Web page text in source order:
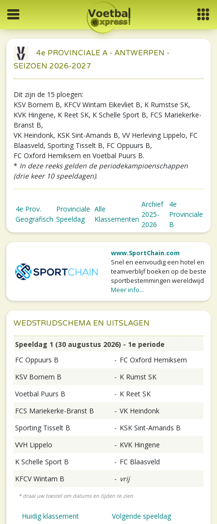
4e PROVINCIALE A - ANTWERPEN -
SEIZOEN 2026-2027
Dit zijn de 15 ploegen:
KSV Bornem B, KFCV Wintam Eikevliet B, K Rumstse SK,
KVK Hingene, K Reet SK, K Schelle Sport B, FCS Mariekerke-
Branst B,
VK Heindonk, KSK Sint-Amands B, VV Herleving Lippelo, FC
Blaasveld, Sporting Tisselt B, FC Oppuurs B,
FC Oxford Hemiksem en Voetbal Puurs B.
* In deze reeks gelden de periodekampioenschappen
(drie keer 10 speeldagen).
4e Prov.
Geografisch
Provinciale
Speeldag
Alle
Klassementen
Archief
2025-
2026
4e
Provinciale
B
www.SportChain.com
Snel en eenvoudig een hotel en
teamverblijf boeken op de beste
sportbestemmingen wereldwijd
Meer info...
WEDSTRIJDSCHEMA EN UITSLAGEN
Speeldag 1 (30 augustus 2026) - 1e periode
FC Oppuurs B
- FC Oxford Hemiksem
KSV Bornem B
- K Rumst SK
Voetbal Puurs B
- K Reet SK
FCS Mariekerke-Branst B
- VK Heindonk
Sporting Tisselt B
- KSK Sint-Amands B
VVH Lippelo
- KVK Hingene
K Schelle Sport B
- FC Blaasveld
KFCV Wintam B
- vrij
Huidig klassement Volgende speeldag